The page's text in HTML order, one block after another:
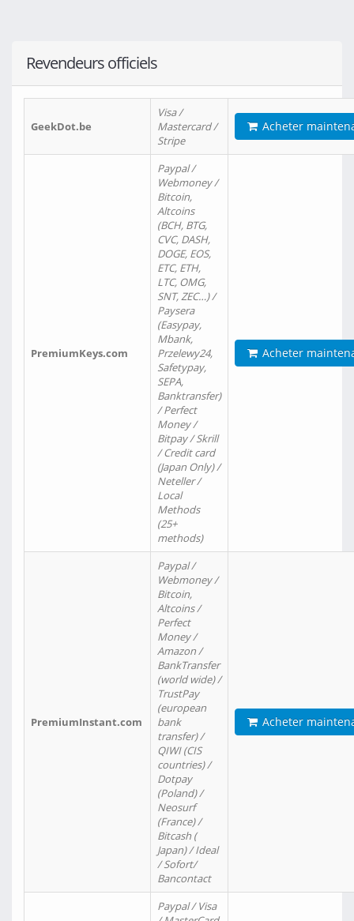
Revendeurs officiels
GeekDot.be
Visa /
Mastercard /
Stripe
Acheter
PremiumKeys.com
Paypal /
Webmoney /
Bitcoin,
Altcoins
(BCH, BTG,
CVC, DASH,
DOGE, EOS,
ETC, ETH,
LTC, OMG,
SNT, ZEC…) /
Paysera
(Easypay,
Mbank,
Przelewy24,
Safetypay,
SEPA,
Banktransfer)
/ Perfect
Money /
Bitpay / Skrill
/ Credit card
(Japan Only) /
Neteller /
Local
Methods
(25+
methods)
Acheter
PremiumInstant.com
Paypal /
Webmoney /
Bitcoin,
Altcoins /
Perfect
Money /
Amazon /
BankTransfer
(world wide) /
TrustPay
(european
bank
transfer) /
QIWI (CIS
countries) /
Dotpay
(Poland) /
Neosurf
(France) /
Bitcash (
Japan) / Ideal
/ Sofort/
Bancontact
Acheter
Paypal / Visa